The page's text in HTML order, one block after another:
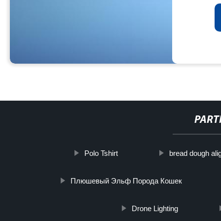
Polo Tshirt bread dough
Плюшевый Эльф Порода Кошек
Drone Lighting